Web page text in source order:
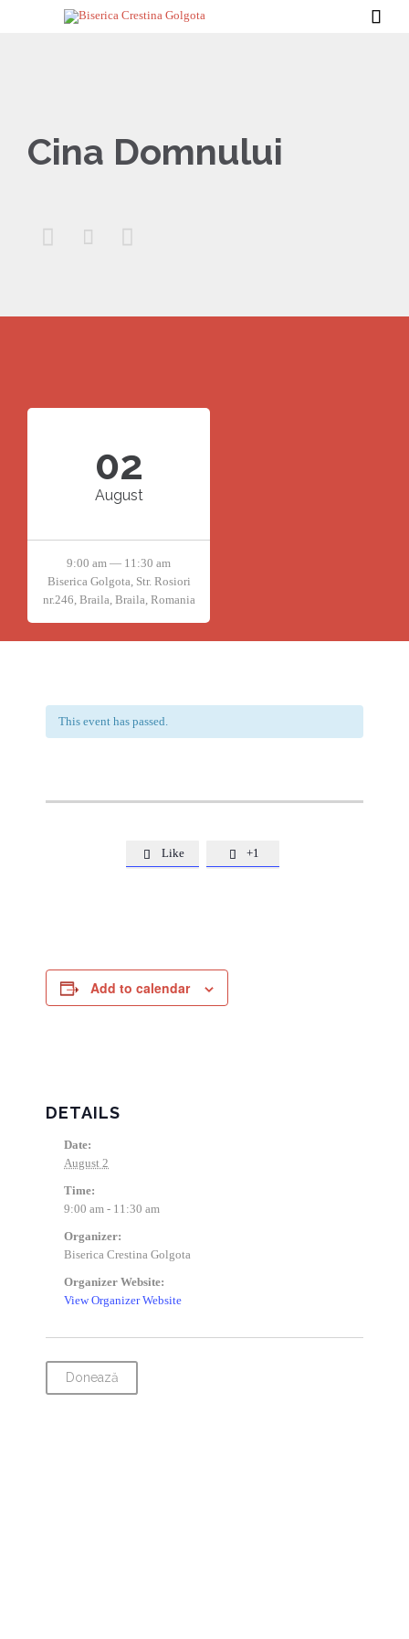

Cina Domnului
  
02
August
9:00 am — 11:30 am
Biserica Golgota, Str. Rosiori
nr.246, Braila, Braila, Romania
This event has passed.
 Like  +1
Add to calendar
DETAILS
Date:
August 2
Time:
9:00 am - 11:30 am
Organizer:
Biserica Crestina Golgota
Organizer Website:
View Organizer Website
Donează